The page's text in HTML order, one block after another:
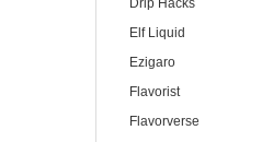
Drip Hacks
Elf Liquid
Ezigaro
Flavorist
Flavorverse